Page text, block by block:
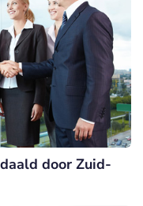
door Zuid-